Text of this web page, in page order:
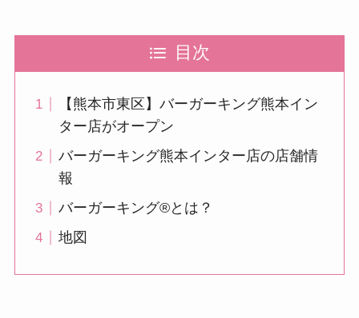
目次
【熊本市東区】バーガーキング熊本イン
ター店がオープン
バーガーキング熊本インター店の店舗情
報
バーガーキング®とは？
地図